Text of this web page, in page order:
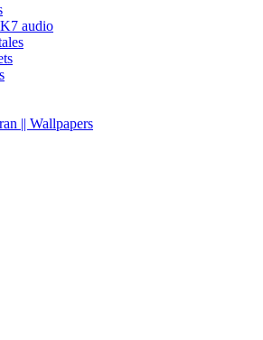
audio
|| Wallpapers